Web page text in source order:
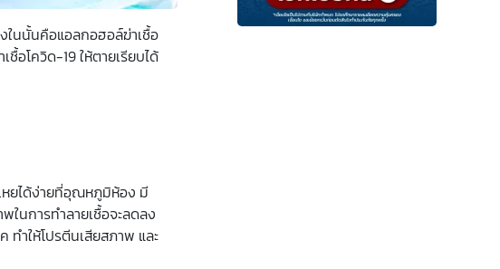
ในนั้นคือแอลกอฮอล์ฆ่าเชื้อ
อโควิด-19 ให้ตายเรียบได้
หยได้ง่ายที่อุณหภูมิห้อง มี
ในการทำลายเชื้อจะลดลง
ทำให้โปรตีนเสียสภาพ และ